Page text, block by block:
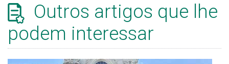
Outros artigos que lhe
podem interessar